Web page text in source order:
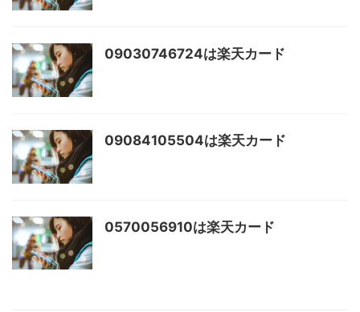
09030746724は楽天カード
09084105504は楽天カード
0570056910は楽天カード